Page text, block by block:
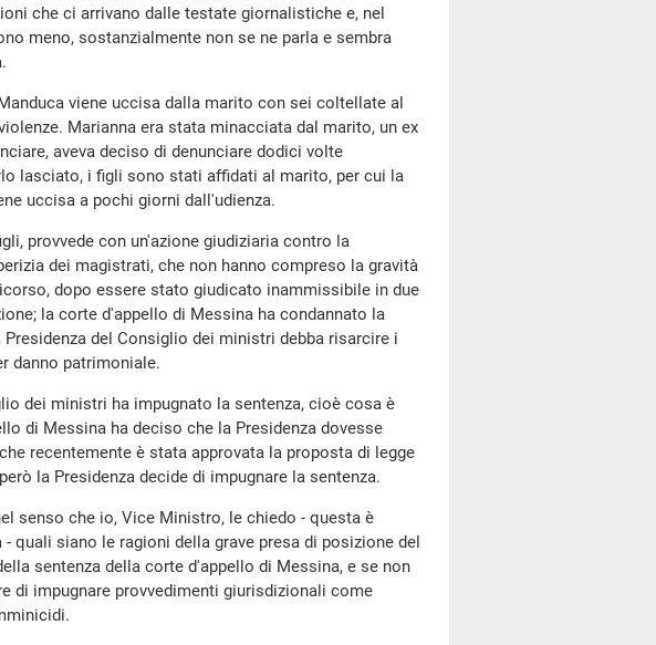
che ci arrivano dalle testate giornalistiche e, nel
meno, sostanzialmente non se ne parla e sembra
viene uccisa dalla marito con sei coltellate al
Marianna era stata minacciata dal marito, un ex
aveva deciso di denunciare dodici volte
lasciato, i figli sono stati affidati al marito, per cui la
uccisa a pochi giorni dall'udienza.
provvede con un'azione giudiziaria contro la
dei magistrati, che non hanno compreso la gravità
dopo essere stato giudicato inammissibile in due
la corte d'appello di Messina ha condannato la
del Consiglio dei ministri debba risarcire i
danno patrimoniale.
dei ministri ha impugnato la sentenza, cioè cosa è
di Messina ha deciso che la Presidenza dovesse
recentemente è stata approvata la proposta di legge
la Presidenza decide di impugnare la sentenza.
senso che io, Vice Ministro, le chiedo - questa è
quali siano le ragioni della grave presa di posizione del
sentenza della corte d'appello di Messina, e se non
di impugnare provvedimenti giurisdizionali come